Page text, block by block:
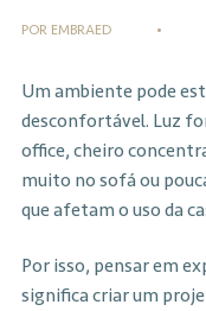
POR EMBRAED •
Um ambiente pode
desconfortável. Luz
office, cheiro
muito no sofá ou
que afetam o uso da
Por isso, pensar em
significa criar um